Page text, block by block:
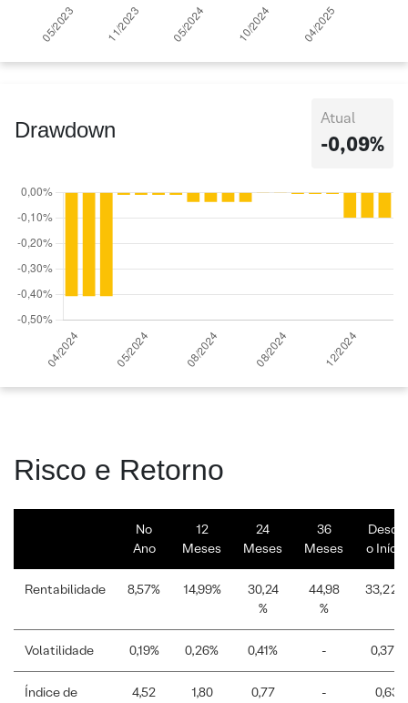
Drawdown Atual
-0,09%
Risco e Retorno
No
Ano
12
Meses
24
Meses
36
Meses
Desde
o Início
Rentabilidade 8,57% 14,99%
30,24
%
44,98
%
33,22%
Volatilidade 0,19% 0,26% 0,41% - 0,37%
Índice de
4,52 1,80 0,77 - 0,63